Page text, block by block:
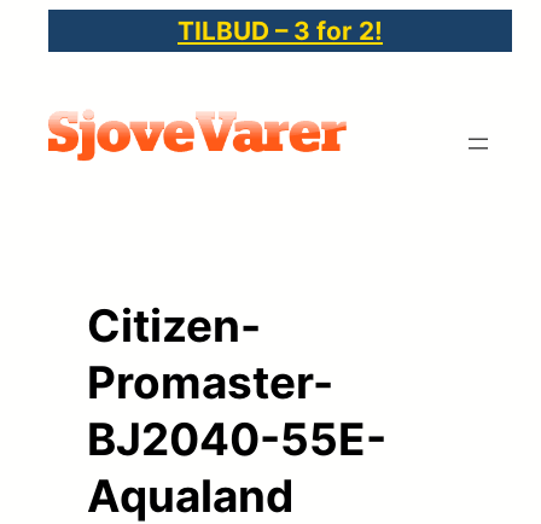
indhold
TILBUD – 3 for 2!
Citizen-
Promaster-
BJ2040-55E-
Aqualand